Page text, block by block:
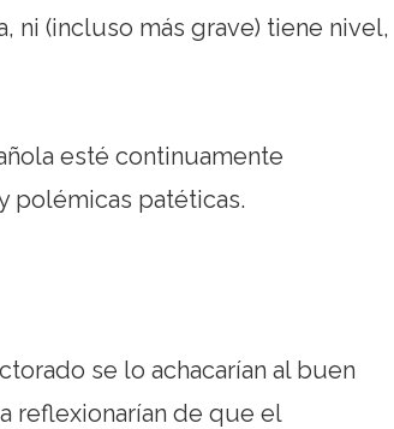
(incluso más grave) tiene nivel,
esté continuamente
polémicas patéticas.
se lo achacarían al buen
reflexionarían de que el